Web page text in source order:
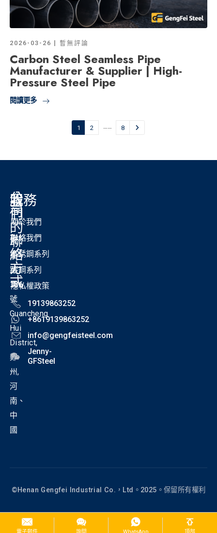
2026-03-26 暫無評論
Carbon Steel Seamless Pipe
Manufacturer & Supplier | High-
Pressure Steel Pipe
閱讀更多
1 2 8
公
司
紫
東
路
186
號
Guancheng
Hui
District,
鄭
州,
河
南、
中
國
我
們
的
聯
絡
方
式
19139863252
+8619139863252
info@gengfeisteel.com
Jenny-
GFSteel
服務
關於我們
聯絡我們
不銹鋼系列
碳鋼系列
隱私權政策
©Henan Gengfei Industrial Co.，Ltd。2025。保留所有權利
電子郵件 詢問 WhatsApp 頂部